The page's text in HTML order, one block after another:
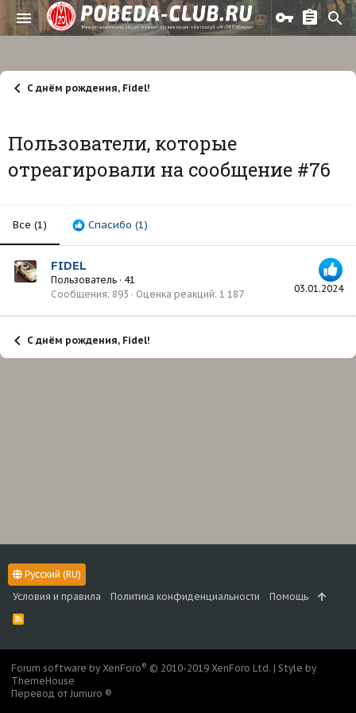
С днём рождения, Fidel!
Пользователи, которые
отреагировали на сообщение #76
Все (1) Спасибо (1)
03.01.2024
FIDEL
Пользователь · 41
Сообщения 893 Оценка реакций 1 187
С днём рождения, Fidel!
Русский (RU)
Условия и правила
Политика конфиденциальности Помощь
R
S
Forum software by XenForo® © 2010-2019 XenForo Ltd. | Style by
ThemeHouse
Перевод от Jumuro ®